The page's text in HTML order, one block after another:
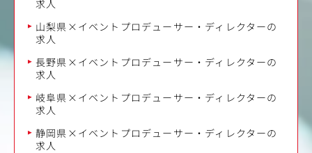
求人
山梨県×イベントプロデューサー・ディレクターの
求人
長野県×イベントプロデューサー・ディレクターの
求人
岐阜県×イベントプロデューサー・ディレクターの
求人
静岡県×イベントプロデューサー・ディレクターの
求人